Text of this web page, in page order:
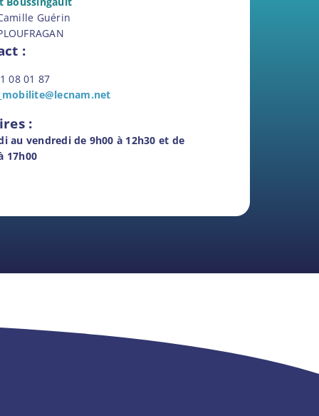
Guérin
:
08 01 87
:
au vendredi de 9h00 à 12h30 et de
17h00